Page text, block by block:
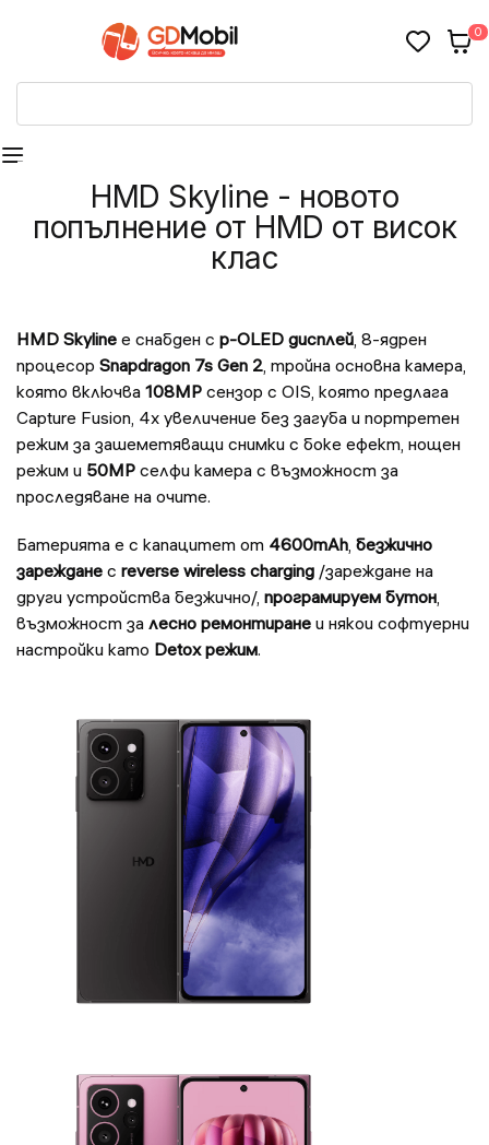
0
HMD Skyline - новото
попълнение от HMD от висок
клас
HMD Skyline е снабден с p-OLED дисплей, 8-ядрен
процесор Snapdragon 7s Gen 2, тройна основна камера,
която включва 108MP сензор с OIS, която предлага
Capture Fusion, 4x увеличение без загуба и портретен
режим за зашеметяващи снимки с боке ефект, нощен
режим и 50MP селфи камера с възможност за
проследяване на очите.
Батерията е с капацитет от 4600mAh, безжично
зареждане с reverse wireless charging /зареждане на
други устройства безжично/, програмируем бутон,
възможност за лесно ремонтиране и някои софтуерни
настройки като Detox режим.